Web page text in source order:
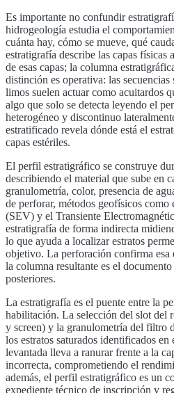
Es importante no confundir
hidrogeología estudia el
cuánta hay, cómo se mueve, qué
estratigrafía describe las capas físicas
de esas capas; la columna
distinción es operativa: las
limos suelen actuar como acuitardos
algo que solo se detecta leyendo el
heterogéneo y discontinuo
estratificado revela dónde está el
capas estériles.
El perfil estratigráfico se construye
describiendo el material que sube en
granulometría, color, presencia de
de perforar, métodos geofísicos
(SEV) y el Transiente
estratigrafía de forma indirecta
lo que ayuda a localizar estratos
objetivo. La perforación confirma esa
la columna resultante es el
posteriores.
La estratigrafía es el puente entre la
habilitación. La selección del slot del
y screen) y la granulometría del filtro
los estratos saturados identificados
levantada lleva a ranurar frente a la
incorrecta, comprometiendo el
además, el perfil estratigráfico es un
expediente técnico de inscripción y